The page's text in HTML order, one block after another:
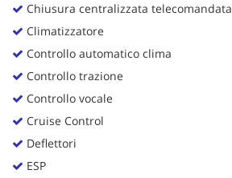
Chiusura centralizzata telecomandata
Climatizzatore
Controllo automatico clima
Controllo trazione
Controllo vocale
Cruise Control
Deflettori
ESP